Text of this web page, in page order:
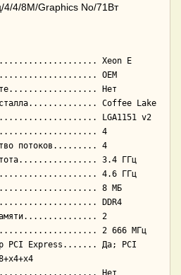
4/4/8М/Graphics No/71Вт